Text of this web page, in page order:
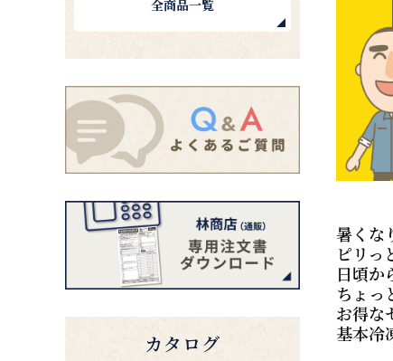
暑くな
ピリ
日頃か
ちょっ
お得な
基本冷
全商品一覧
カタログ